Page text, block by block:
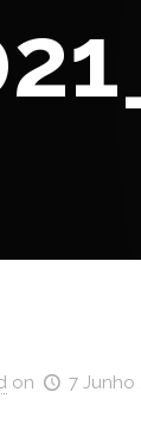
on 7 Junho